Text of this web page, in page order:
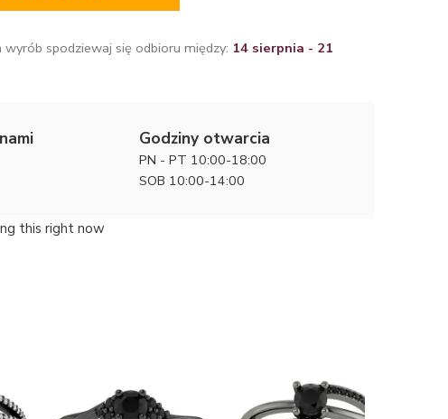
wyrób spodziewaj się odbioru między: 14 sierpnia - 21
Godziny otwarcia
PN - PT 10:00-18:00
SOB 10:00-14:00
this right now